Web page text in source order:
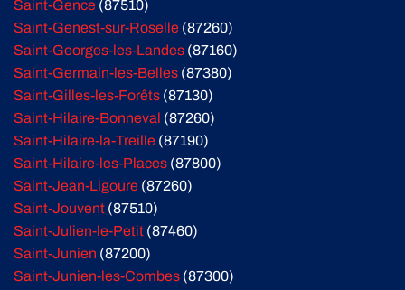
Saint-Gence (87510)
Saint-Genest-sur-Roselle (87260)
Saint-Georges-les-Landes (87160)
Saint-Germain-les-Belles (87380)
Saint-Gilles-les-Forêts (87130)
Saint-Hilaire-Bonneval (87260)
Saint-Hilaire-la-Treille (87190)
Saint-Hilaire-les-Places (87800)
Saint-Jean-Ligoure (87260)
Saint-Jouvent (87510)
Saint-Julien-le-Petit (87460)
Saint-Junien (87200)
Saint-Junien-les-Combes (87300)